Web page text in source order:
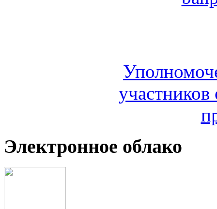
участников
Электронное облако